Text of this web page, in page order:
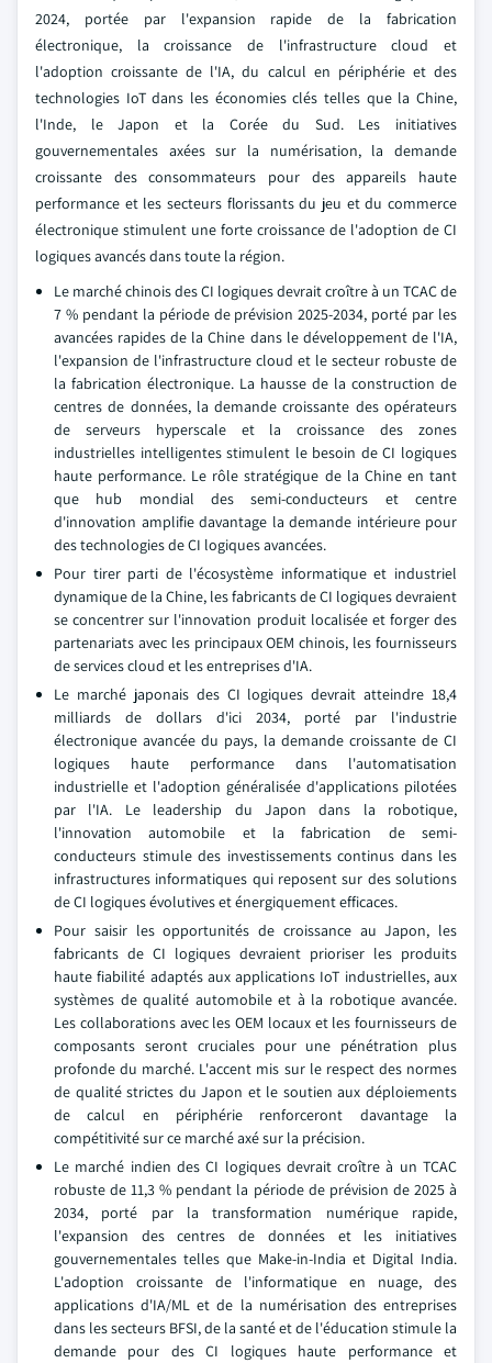
2024, portée par l'expansion rapide de la fabrication
électronique, la croissance de l'infrastructure cloud et
l'adoption croissante de l'IA, du calcul en périphérie et des
technologies IoT dans les économies clés telles que la Chine,
l'Inde, le Japon et la Corée du Sud. Les initiatives
gouvernementales axées sur la numérisation, la demande
croissante des consommateurs pour des appareils haute
performance et les secteurs florissants du jeu et du commerce
électronique stimulent une forte croissance de l'adoption de CI
logiques avancés dans toute la région.
Le marché chinois des CI logiques devrait croître à un TCAC de
7 % pendant la période de prévision 2025-2034, porté par les
avancées rapides de la Chine dans le développement de l'IA,
l'expansion de l'infrastructure cloud et le secteur robuste de
la fabrication électronique. La hausse de la construction de
centres de données, la demande croissante des opérateurs
de serveurs hyperscale et la croissance des zones
industrielles intelligentes stimulent le besoin de CI logiques
haute performance. Le rôle stratégique de la Chine en tant
que hub mondial des semi-conducteurs et centre
d'innovation amplifie davantage la demande intérieure pour
des technologies de CI logiques avancées.
Pour tirer parti de l'écosystème informatique et industriel
dynamique de la Chine, les fabricants de CI logiques devraient
se concentrer sur l'innovation produit localisée et forger des
partenariats avec les principaux OEM chinois, les fournisseurs
de services cloud et les entreprises d'IA.
Le marché japonais des CI logiques devrait atteindre 18,4
milliards de dollars d'ici 2034, porté par l'industrie
électronique avancée du pays, la demande croissante de CI
logiques haute performance dans l'automatisation
industrielle et l'adoption généralisée d'applications pilotées
par l'IA. Le leadership du Japon dans la robotique,
l'innovation automobile et la fabrication de semi-
conducteurs stimule des investissements continus dans les
infrastructures informatiques qui reposent sur des solutions
de CI logiques évolutives et énergiquement efficaces.
Pour saisir les opportunités de croissance au Japon, les
fabricants de CI logiques devraient prioriser les produits
haute fiabilité adaptés aux applications IoT industrielles, aux
systèmes de qualité automobile et à la robotique avancée.
Les collaborations avec les OEM locaux et les fournisseurs de
composants seront cruciales pour une pénétration plus
profonde du marché. L'accent mis sur le respect des normes
de qualité strictes du Japon et le soutien aux déploiements
de calcul en périphérie renforceront davantage la
compétitivité sur ce marché axé sur la précision.
Le marché indien des CI logiques devrait croître à un TCAC
robuste de 11,3 % pendant la période de prévision de 2025 à
2034, porté par la transformation numérique rapide,
l'expansion des centres de données et les initiatives
gouvernementales telles que Make-in-India et Digital India.
L'adoption croissante de l'informatique en nuage, des
applications d'IA/ML et de la numérisation des entreprises
dans les secteurs BFSI, de la santé et de l'éducation stimule la
demande pour des CI logiques haute performance et